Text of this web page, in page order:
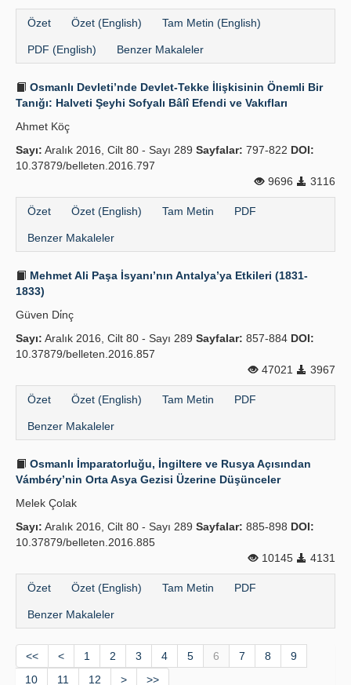
Özet Özet (English) Tam Metin (English)
PDF (English) Benzer Makaleler
Osmanlı Devleti’nde Devlet-Tekke İlişkisinin Önemli Bir
Tanığı: Halveti Şeyhi Sofyalı Bâlî Efendi ve Vakıfları
Ahmet Köç
Sayı: Aralık 2016, Cilt 80 - Sayı 289 Sayfalar: 797-822 DOI:
10.37879/belleten.2016.797
9696
3116
Özet Özet (English) Tam Metin PDF
Benzer Makaleler
Mehmet Ali Paşa İsyanı’nın Antalya’ya Etkileri (1831-
1833)
Güven Di̇nç
Sayı: Aralık 2016, Cilt 80 - Sayı 289 Sayfalar: 857-884 DOI:
10.37879/belleten.2016.857
47021
3967
Özet Özet (English) Tam Metin PDF
Benzer Makaleler
Osmanlı İmparatorluğu, İngiltere ve Rusya Açısından
Vámbéry’nin Orta Asya Gezisi Üzerine Düşünceler
Melek Çolak
Sayı: Aralık 2016, Cilt 80 - Sayı 289 Sayfalar: 885-898 DOI:
10.37879/belleten.2016.885
10145
4131
Özet Özet (English) Tam Metin PDF
Benzer Makaleler
<< < 1 2 3 4 5 6 7 8
9
10
11 12 > >>